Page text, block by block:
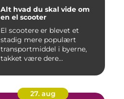
Alt hvad du skal vide om
en el scooter
El scootere er blevet et
stadig mere populært
transportmiddel i byerne,
takket være dere...
27. aug